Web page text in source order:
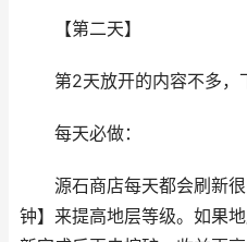
【第二天】
第2天放开的内容不多，
每天必做：
源石商店每天都会刷新
钟】来提高地层等级。如果